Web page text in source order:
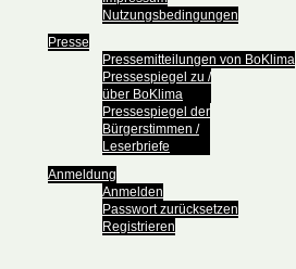
Nutzungsbedingungen
Presse
Pressemitteilungen von BoKlima
Pressespiegel zu /
über BoKlima
Pressespiegel der
Bürgerstimmen /
Leserbriefe
Anmeldung
Anmelden
Passwort zurücksetzen
Registrieren